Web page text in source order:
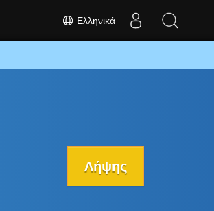
Ελληνικά
Λήψης